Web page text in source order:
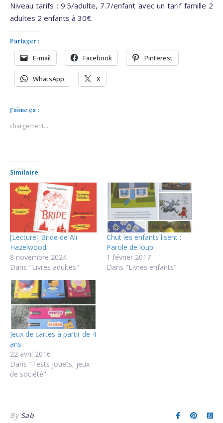
Niveau tarifs : 9.5/adulte, 7.7/enfant avec un tarif famille 2
adultes 2 enfants à 30€.
Partager :
E-mail Facebook Pinterest
WhatsApp X
J’aime ça :
chargement…
Similaire
[Lecture] Bride de Ali
Hazelwood
8 novembre 2024
Dans "Livres adultes"
Chut les enfants lisent :
Parole de loup
1 février 2017
Dans "Livres enfants"
Jeux de cartes à partir de 4
ans
22 avril 2016
Dans "Tests jouets, jeux
de société"
By Sab